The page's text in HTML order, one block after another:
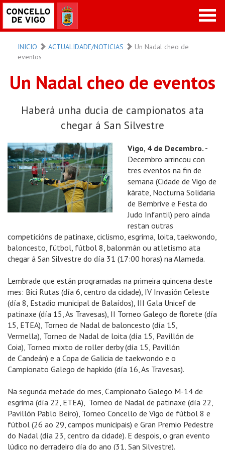
INICIO ACTUALIDADE/NOTICIAS
Un Nadal cheo de
eventos
Un Nadal cheo de eventos
Haberá unha ducia de campionatos ata
chegar á San Silvestre
Vigo, 4 de Decembro. -
Decembro arrincou con
tres eventos na fin de
semana (Cidade de Vigo de
kárate, Nocturna Solidaria
de Bembrive e Festa do
Judo Infantil) pero aínda
restan outras
competicións de patinaxe, ciclismo, esgrima, loita, taekwondo,
baloncesto, fútbol, fútbol 8, balonmán ou atletismo ata
chegar á San Silvestre do día 31 (17:00 horas) na Alameda.
Lembrade que están programadas na primeira quincena deste
mes: Bici Rutas (día 6, centro da cidade), IV Invasión Celeste
(día 8, Estadio municipal de Balaídos), III Gala Unicef de
patinaxe (día 15, As Travesas), II Torneo Galego de florete (día
15, ETEA), Torneo de Nadal de baloncesto (día 15,
Vermella), Torneo de Nadal de loita (día 15, Pavillón de
Coia), Torneo mixto de roller derby (día 15, Pavillón
de Candeán) e a Copa de Galicia de taekwondo e o
Campionato Galego de hapkido (día 16, As Travesas).
Na segunda metade do mes, Campionato Galego M-14 de
esgrima (día 22, ETEA), Torneo de Nadal de patinaxe (día 22,
Pavillón Pablo Beiro), Torneo Concello de Vigo de fútbol 8 e
fútbol (26 ao 29, campos municipais) e Gran Premio Pedestre
do Nadal (día 23, centro da cidade). E despois, o gran evento
lúdico no derradeiro día do ano (31, San Silvestre).